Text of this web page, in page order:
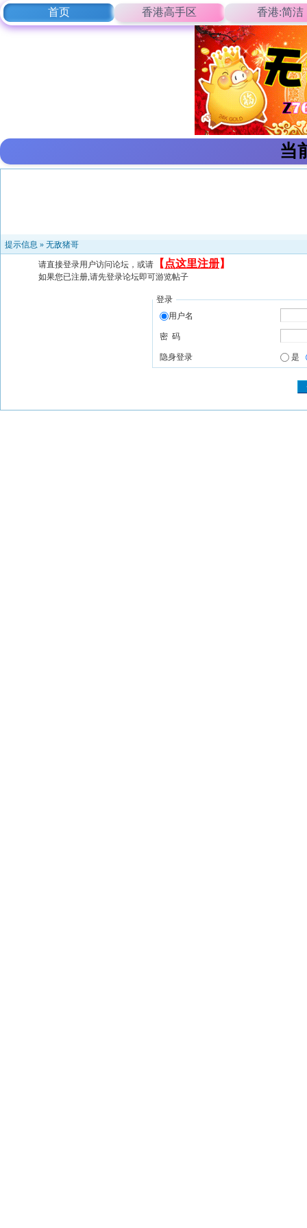
首页 香港高手区 香港:简洁
当
提示信息 » 无敌猪哥
请直接登录用户访问论坛，或请 【 点这里注册】
如果您已注册,请先登录论坛即可游览帖子
登录
用户名
密 码
隐身登录 是